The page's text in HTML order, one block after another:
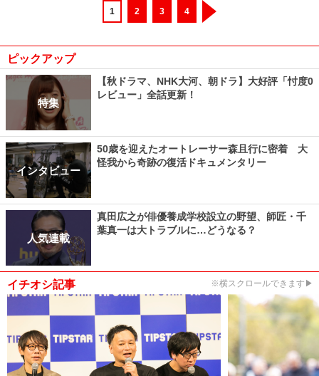
1 2 3 4
ピックアップ
特集
【秋ドラマ、NHK大河、朝ドラ】大好評「忖度0
レビュー」全話更新！
インタビュー
50歳を迎えたオートレーサー森且行に密着 大
怪我から奇跡の復活ドキュメンタリー
人気連載
真田広之が俳優養成学校設立の野望、師匠・千
葉真一は大トラブルに…どうなる？
イチオシ記事 ※横スクロールできます▶